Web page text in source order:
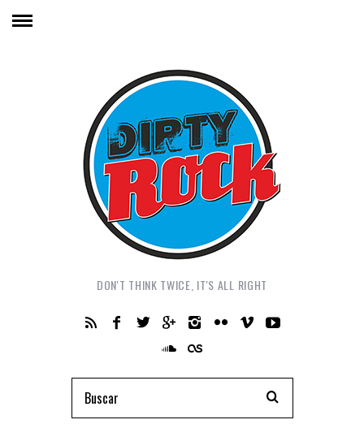
DON'T THINK TWICE, IT'S ALL RIGHT